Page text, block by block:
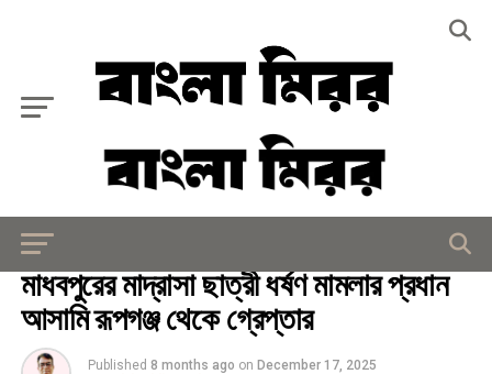
আইন - আদালত
মাধবপুরের মাদ্রাসা ছাত্রী ধর্ষণ মামলার প্রধান
আসামি রূপগঞ্জ থেকে গ্রেপ্তার
Published 8 months ago on December 17, 2025